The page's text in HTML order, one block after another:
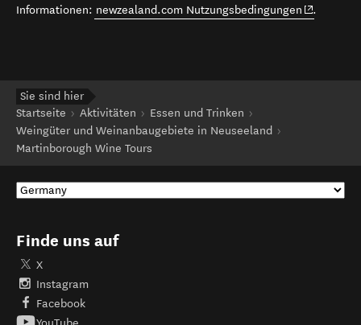
Informationen: newzealand.com Nutzungsbedingungen (opens in
.
Sie sind hier
Startseite
Aktivitäten
Essen und Trinken
Weingüter und Weinanbaugebiete in Neuseeland
Martinborough Wine Tours
Finde uns auf
X
Instagram
Facebook